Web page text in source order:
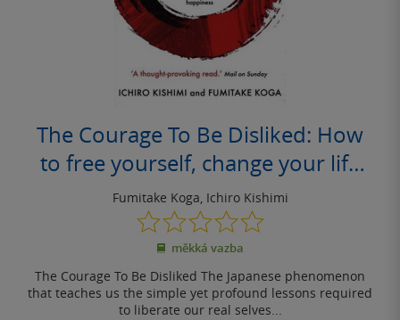
The Courage To Be Disliked: How
to free yourself, change your life
and achieve real happiness
Fumitake Koga, Ichiro Kishimi
0.0
z
5
měkká vazba
The Courage To Be Disliked The Japanese phenomenon
that teaches us the simple yet profound lessons required
to liberate our real selves...